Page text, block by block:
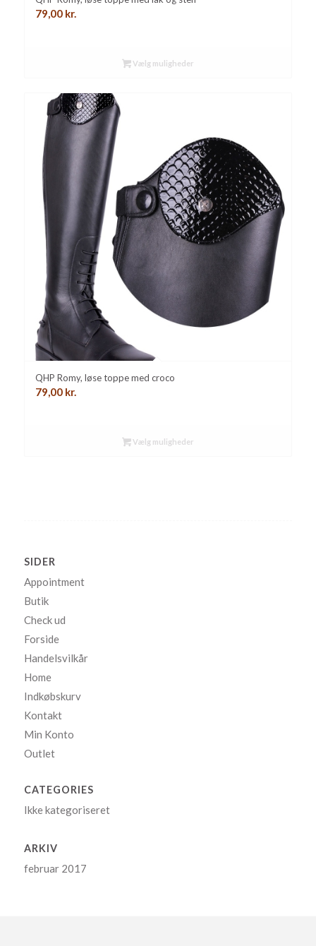
79,00 kr.
Vælg muligheder
QHP Romy, løse toppe med croco
79,00 kr.
Vælg muligheder
SIDER
Appointment
Butik
Check ud
Forside
Handelsvilkår
Home
Indkøbskurv
Kontakt
Min Konto
Outlet
CATEGORIES
Ikke kategoriseret
ARKIV
februar 2017